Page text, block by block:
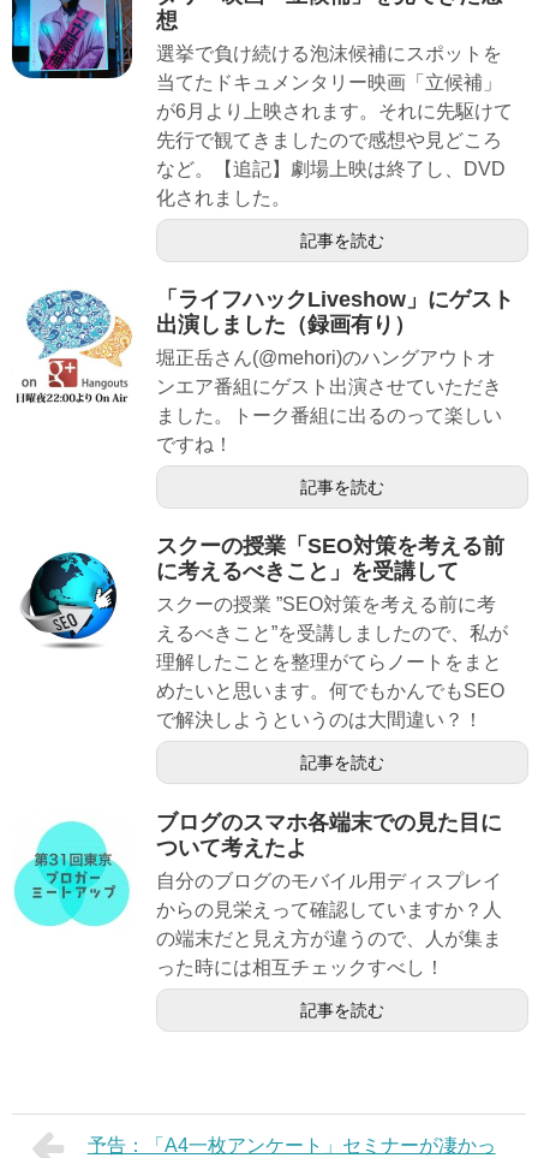
想
選挙で負け続ける泡沫候補にスポットを
当てたドキュメンタリー映画「立候補」
が6月より上映されます。それに先駆けて
先行で観てきましたので感想や見どころ
など。【追記】劇場上映は終了し、DVD
化されました。
記事を読む
「ライフハックLiveshow」にゲスト
出演しました（録画有り）
堀正岳さん(@mehori)のハングアウトオ
ンエア番組にゲスト出演させていただき
ました。トーク番組に出るのって楽しい
ですね！
記事を読む
スクーの授業「SEO対策を考える前
に考えるべきこと」を受講して
スクーの授業 ”SEO対策を考える前に考
えるべきこと”を受講しましたので、私が
理解したことを整理がてらノートをまと
めたいと思います。何でもかんでもSEO
で解決しようというのは大間違い？！
記事を読む
ブログのスマホ各端末での見た目に
ついて考えたよ
自分のブログのモバイル用ディスプレイ
からの見栄えって確認していますか？人
の端末だと見え方が違うので、人が集ま
った時には相互チェックすべし！
記事を読む
予告：「A4一枚アンケート」セミナーが凄かっ